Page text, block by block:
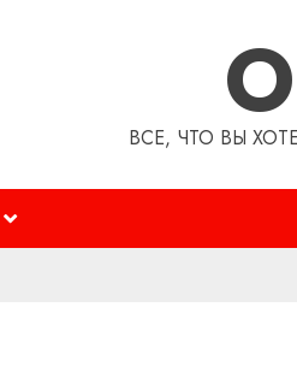
ВСЕ, ЧТО ВЫ